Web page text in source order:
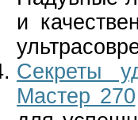
и
Секреты
Мастер 270